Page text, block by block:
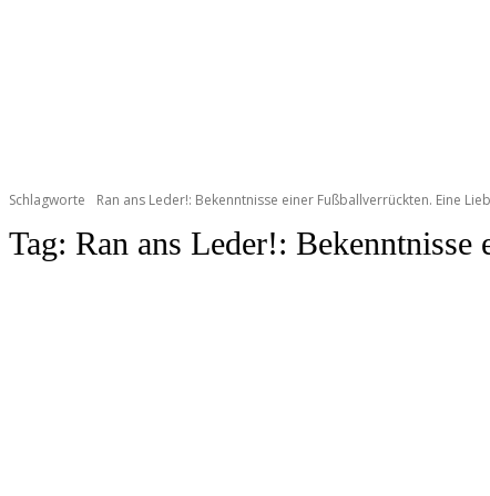
Schlagworte Ran ans Leder!: Bekenntnisse einer Fußballverrückten. Eine
Tag: Ran ans Leder!: